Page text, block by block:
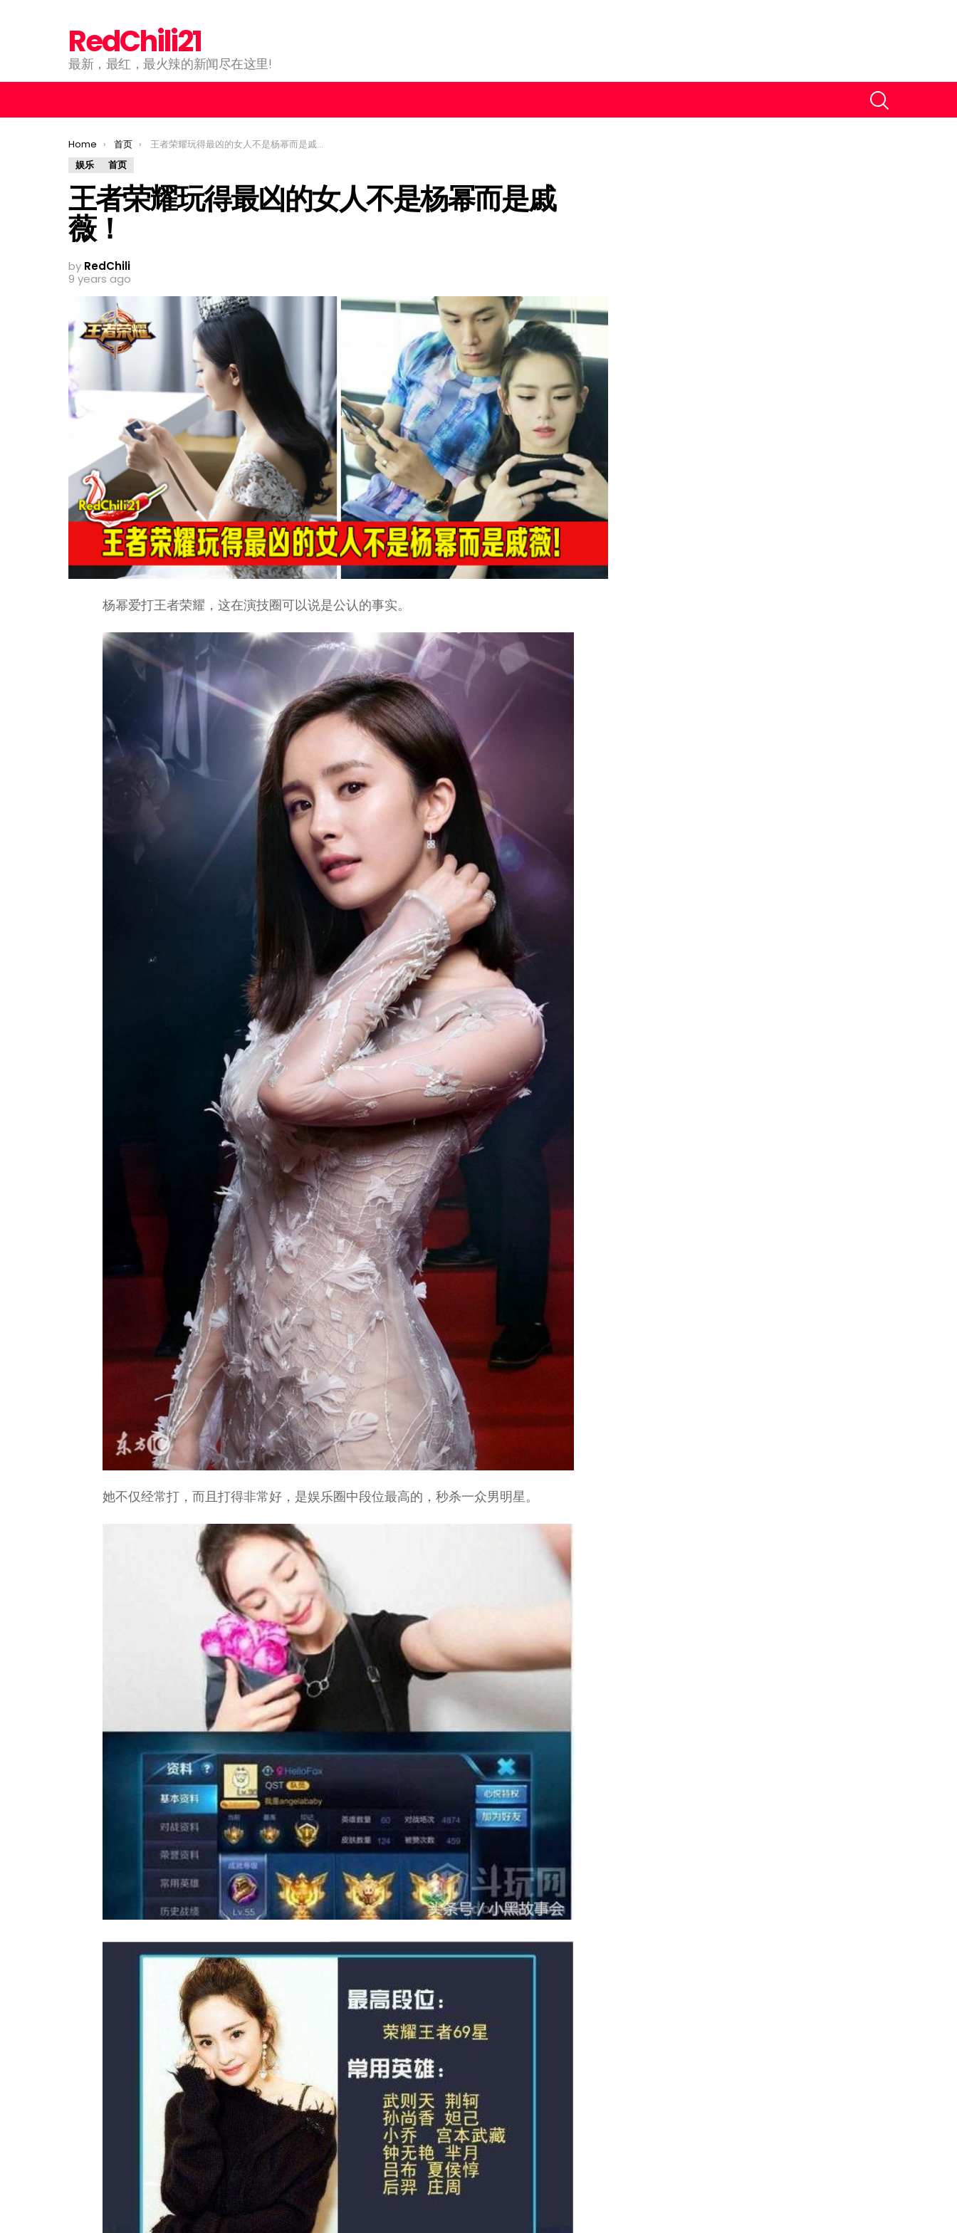
RedChili21
最新，最红，最火辣的新闻尽在这里!
You are here:
Home 首页
王者荣耀玩得最凶的女人不是杨幂而是戚薇！
娱乐
首页
王者荣耀玩得最凶的女人不是杨幂而是戚
薇！
by RedChili
9 years ago
杨幂爱打王者荣耀，这在演技圈可以说是公认的事实。
她不仅经常打，而且打得非常好，是娱乐圈中段位最高的，秒杀一众男明星。